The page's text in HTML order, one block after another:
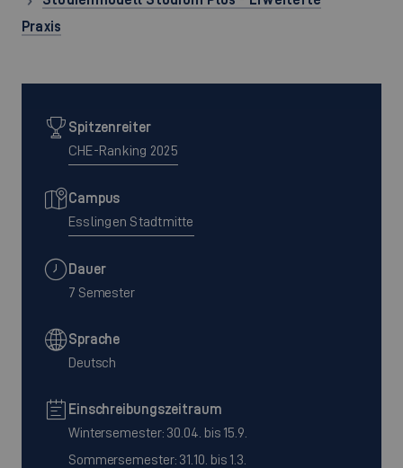
Praxis
Spitzenreiter
CHE-Ranking 2025
Campus
Esslingen Stadtmitte
Dauer
7 Semester
Sprache
Deutsch
Einschreibungszeitraum
Wintersemester: 30.04. bis 15.9.
Sommersemester: 31.10. bis 1.3.